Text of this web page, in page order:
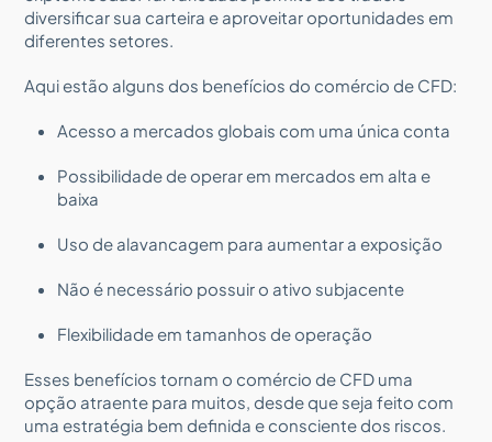
diversificar sua carteira e aproveitar oportunidades em
diferentes setores.
Aqui estão alguns dos benefícios do comércio de CFD:
Acesso a mercados globais com uma única conta
Possibilidade de operar em mercados em alta e
baixa
Uso de alavancagem para aumentar a exposição
Não é necessário possuir o ativo subjacente
Flexibilidade em tamanhos de operação
Esses benefícios tornam o comércio de CFD uma
opção atraente para muitos, desde que seja feito com
uma estratégia bem definida e consciente dos riscos.